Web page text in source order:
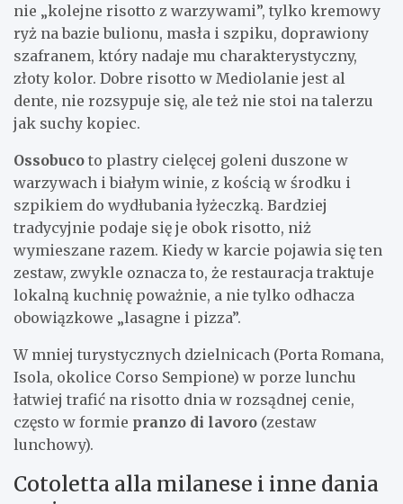
nie „kolejne risotto z warzywami”, tylko kremowy
ryż na bazie bulionu, masła i szpiku, doprawiony
szafranem, który nadaje mu charakterystyczny,
złoty kolor. Dobre risotto w Mediolanie jest al
dente, nie rozsypuje się, ale też nie stoi na talerzu
jak suchy kopiec.
Ossobuco to plastry cielęcej goleni duszone w
warzywach i białym winie, z kością w środku i
szpikiem do wydłubania łyżeczką. Bardziej
tradycyjnie podaje się je obok risotto, niż
wymieszane razem. Kiedy w karcie pojawia się ten
zestaw, zwykle oznacza to, że restauracja traktuje
lokalną kuchnię poważnie, a nie tylko odhacza
obowiązkowe „lasagne i pizza”.
W mniej turystycznych dzielnicach (Porta Romana,
Isola, okolice Corso Sempione) w porze lunchu
łatwiej trafić na risotto dnia w rozsądnej cenie,
często w formie pranzo di lavoro (zestaw
lunchowy).
Cotoletta alla milanese i inne dania